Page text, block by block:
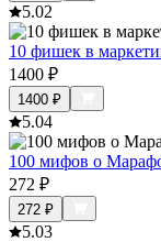
5.02
10 фишек в
1400 ₽
1400 ₽
5.04
100 мифов о
272 ₽
272 ₽
5.03